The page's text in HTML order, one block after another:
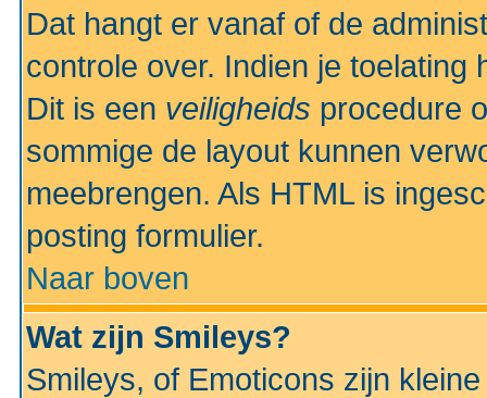
Dat hangt er vanaf of de
controle over. Indien je
Dit is een veiligheids procedure
sommige de layout kunnen
meebrengen. Als HTML is
posting formulier.
Naar boven
Wat zijn Smileys?
Smileys, of Emoticons zijn